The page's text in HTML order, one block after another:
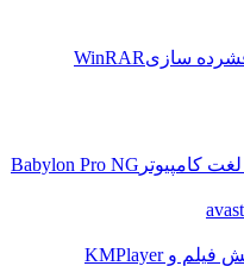
سازیWinRAR
Babylon Pro NG
وKMPlayer